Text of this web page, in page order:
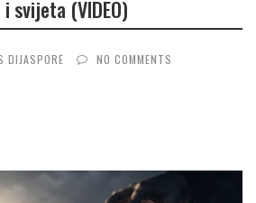
svijeta (VIDEO)
DIJASPORE NO COMMENTS